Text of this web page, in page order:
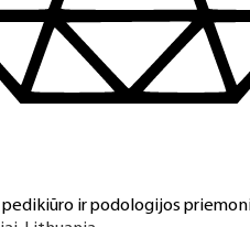
pedikiūro ir podologijos